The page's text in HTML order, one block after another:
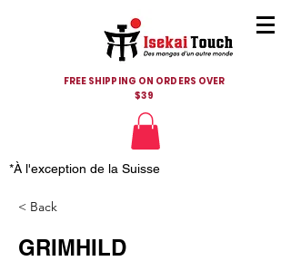
FREE SHIPPING ON ORDERS OVER
$39
*À l'exception de la Suisse
< Back
GRIMHILD